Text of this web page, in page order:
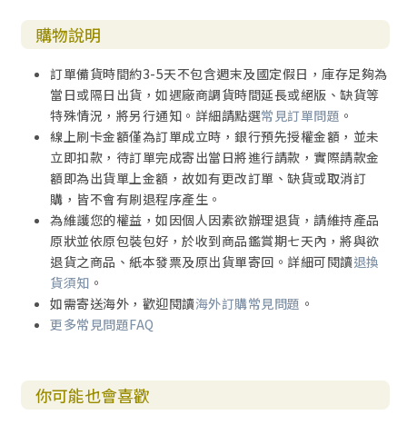
購物說明
訂單備貨時間約3-5天不包含週末及國定假日，庫存足夠為
當日或隔日出貨，如遇廠商調貨時間延長或絕版、缺貨等
特殊情況，將另行通知。詳細請點選常見訂單問題 。
線上刷卡金額僅為訂單成立時，銀行預先授權金額，並未
立即扣款，待訂單完成寄出當日將進行請款，實際請款金
額即為出貨單上金額，故如有更改訂單、缺貨或取消訂
購，皆不會有刷退程序產生。
為維護您的權益，如因個人因素欲辦理退貨，請維持產品
原狀並依原包裝包好，於收到商品鑑賞期七天內，將與欲
退貨之商品、紙本發票及原出貨單寄回。詳細可閱讀退換
貨須知 。
如需寄送海外，歡迎閱讀海外訂購常見問題 。
更多常見問題FAQ
你可能也會喜歡